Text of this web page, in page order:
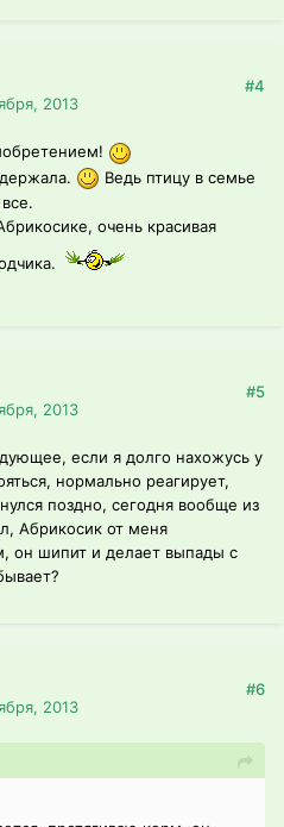
2013
#4
Ведь птицу в семье
очень красивая
2013
#5
если я долго нахожусь у
нормально реагирует,
поздно, сегодня вообще из
Абрикосик от меня
он шипит и делает выпады с
2013
#6